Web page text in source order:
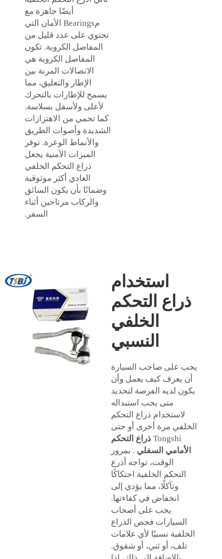
أيضًا جاهزة مع
مBearings الأمان التي
تحتوي على عدد قليل من
المفاصل الكروية. تكون
المفاصل الكروية هي
الاتصالات المرنة بين
الإطار والتعليق، مما
يسمح للإطارات بالتحرك
لأعلى ولأسفل بسلاسة.
كما تحمي من الاهتزازات
الشديدة وأصوات الطريق
والأنماط الوعرة. توفر
الميزات الأمنية يجعل
ذراع التحكم الخلفي
العادي أكثر موثوقية
وضمانًا بأن يكون السائق
والركاب مرتاحين أثناء
السفر.
استخدام
ذراع التحكم
الخلفي
النسبي
يجب على صاحب السيارة
أن يعرف كيف يعمل وأن
يكون لديه الفرصة لتحديد
متى يجب استبداله
لاستخدام ذراع التحكم
الخلفي مرة أخرى أو حتى
Tongshi ذراع التحكم
الأمامي السفلي . بمرور
الوقت، تواجه أذرع
التحكم الخلفية احتكاكًا
وتآكلًا، مما يؤدي إلى
انخفاض في كفاءتها.
يجب على أصحاب
السيارات فحص الذراع
الخلفية نسبيًا لأي علامات
تلف، أو ثني، أو شقوق.